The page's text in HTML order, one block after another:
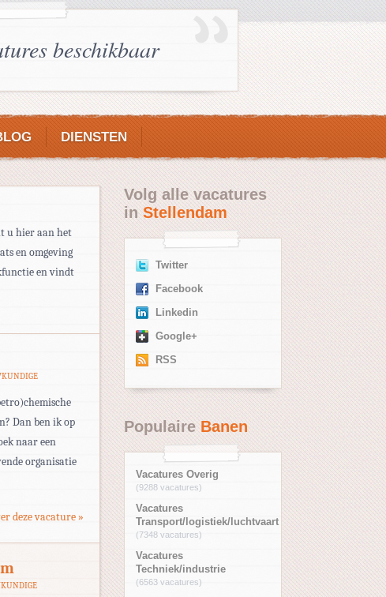
beschikbaar
DIENSTEN
u hier aan het
en omgeving
en vindt
Dan ben ik op
naar een
organisatie
deze vacature »
Volg alle vacatures
inStellendam
Twitter
Facebook
Linkedin
Google+
RSS
PopulaireBanen
Vacatures Overig
(9288 vacatures)
Vacatures
Transport/logistiek/luchtvaart
(7348 vacatures)
Vacatures
Techniek/industrie
(6563 vacatures)